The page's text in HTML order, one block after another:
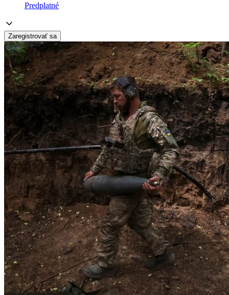
Predplatné
Zaregistrovať sa